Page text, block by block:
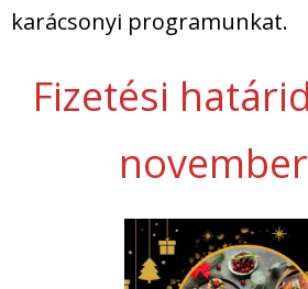
karácsonyi programunkat.
Fizetési